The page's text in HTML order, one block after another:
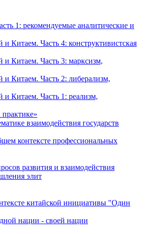
1: рекомендуемые аналитические и
Китаем. Часть 4: конструктивистская
и Китаем. Часть 3: марксизм,
Китаем. Часть 2: либерализм,
Китаем. Часть 1: реализм,
взаимодействия государств
контексте профессиональных
развития и взаимодействия
элит
китайской инициативы "Один
нации - своей нации